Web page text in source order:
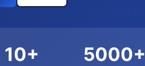
10+ 5000+